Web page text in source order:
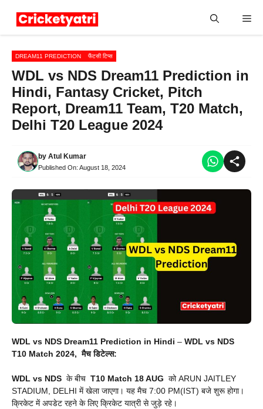
DREAM11 PREDICTION फैंटसी टिप्स
WDL vs NDS Dream11 Prediction in
Hindi, Fantasy Cricket, Pitch
Report, Dream11 Team, T20 Match,
Delhi T20 League 2024
by Atul Kumar
Published On: August 18, 2024
WDL vs NDS Dream11 Prediction in Hindi – WDL vs NDS
T10 Match 2024, मैच डिटेल्स:
WDL vs NDS के बीच T10 Match 18 AUG को ARUN JAITLEY
STADIUM, DELHI में खेला जाएगा। यह मैच 7:00 PM(IST) बजे शुरू होगा।
क्रिकेट में अपडेट रहने के लिए क्रिकेट यात्री से जुड़े रहे।